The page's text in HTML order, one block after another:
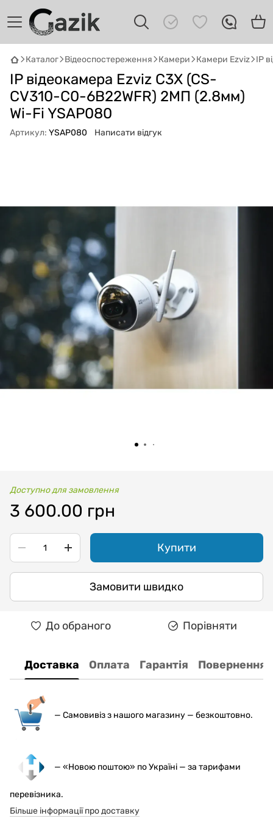
Каталог Відеоспостереження Камери Камери Ezviz IP
IP відеокамера Ezviz C3X (CS-
CV310-C0-6B22WFR) 2МП (2.8мм)
Wi-Fi YSAP080
Артикул: YSAP080 Написати відгук
Доступно для замовлення
3 600.00 грн
Купити
Замовити швидко
До обраного Порівняти
Доставка Оплата Гарантія Повернення
— Самовивіз з нашого магазину — безкоштовно.
— «Новою поштою» по Україні — за тарифами
перевізника.
Більше інформації про доставку
GAZIKAI
Онлайн · пошук техніки
Привіт! 👋 Я Gazik AI — допоможу
підібрати вживану комп'ютерну техніку.
Що шукаєш?